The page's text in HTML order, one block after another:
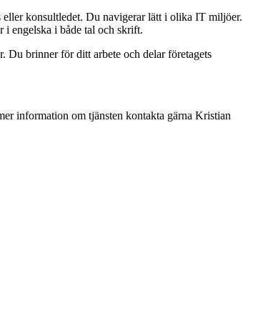
konsultledet. Du navigerar lätt i olika IT miljöer.
i engelska i både tal och skrift.
Du brinner för ditt arbete och delar företagets
information om tjänsten kontakta gärna Kristian